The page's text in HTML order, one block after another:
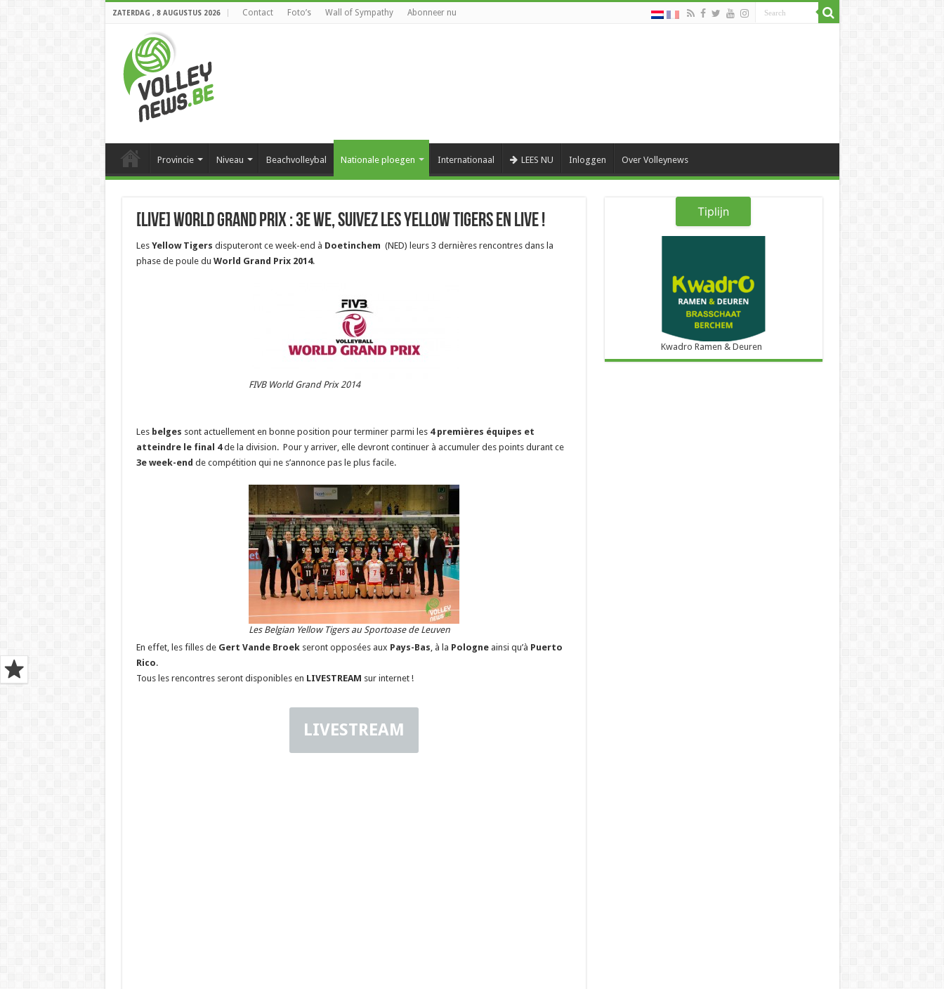
ZATERDAG , 8 AUGUSTUS 2026 Contact Foto’s Wall of Sympathy Abonneer nu
Provincie Niveau Beachvolleybal Nationale ploegen Internationaal LEES NU Inloggen Over Volleynews
[Live] World Grand Prix : 3e WE, suivez les Yellow Tigers en Live !
Les Yellow Tigers disputeront ce week-end à Doetinchem (NED) leurs 3 dernières rencontres dans la
phase de poule du World Grand Prix 2014.
FIVB World Grand Prix 2014
Les belges sont actuellement en bonne position pour terminer parmi les 4 premières équipes et
atteindre le final 4de la division. Pour y arriver, elle devront continuer à accumuler des points durant ce
3e week-end de compétition qui ne s’annonce pas le plus facile.
Les Belgian Yellow Tigers au Sportoase de Leuven
En effet, les filles de Gert Vande Broekseront opposées aux Pays-Bas, à la Pologne ainsi qu’à Puerto
Rico.
Tous les rencontres seront disponibles en LIVESTREAM sur internet !
LIVESTREAM
Tiplijn
Kwadro Ramen & Deuren